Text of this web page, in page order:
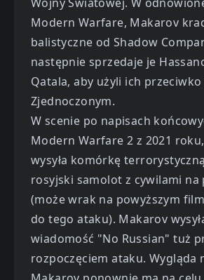
Wojny Światowej. W
Modern Warfare, Makarov
balistyczne od Shadow
następnie sprzedaje je
Qatala, aby użyli ich
Zjednoczonym.
W scenie po napisach
Modern Warfare 2 z 2021
wysyła komórkę
rosyjski samolot z cywilami na
(może wrak na powyższym
do tego ataku). Makarov
wiadomość "No Russian" tuż
rozpoczęciem ataku. Wygląda